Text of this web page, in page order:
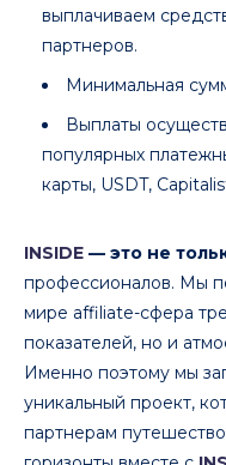
выплачиваем
партнеров.
Минимальная
Выплаты
популярных
карты, USDT,
INSIDE — это не
профессионалов. Мы
мире affiliate-сфера
показателей, но и
Именно поэтому мы
уникальный проект,
партнерам